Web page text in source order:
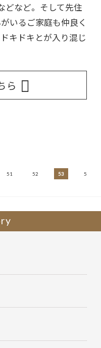
どなど。 そして先住
いるご家庭も仲良く
キドキとが入り混じ
ら
51 52 53 54